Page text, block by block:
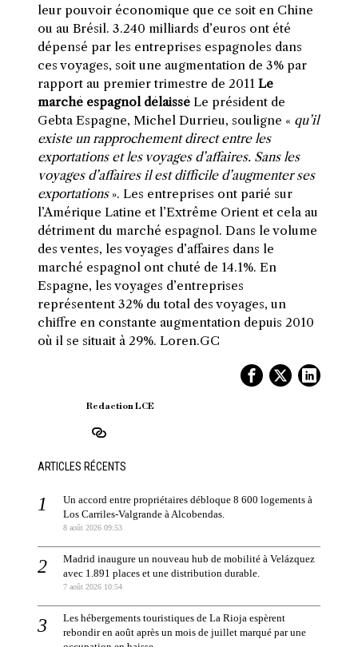
leur pouvoir économique que ce soit en Chine
ou au Brésil. 3.240 milliards d’euros ont été
dépensé par les entreprises espagnoles dans
ces voyages, soit une augmentation de 3% par
rapport au premier trimestre de 2011 Le
marché espagnol délaisséLe président de
Gebta Espagne, Michel Durrieu, souligne « qu’il
existe un rapprochement direct entre les
exportations et les voyages d’affaires. Sans les
voyages d’affaires il est difficile d’augmenter ses
exportations». Les entreprises ont parié sur
l’Amérique Latine et l’Extrême Orient et cela au
détriment du marché espagnol. Dans le volume
des ventes, les voyages d’affaires dans le
marché espagnol ont chuté de 14.1%. En
Espagne, les voyages d’entreprises
représentent 32% du total des voyages, un
chiffre en constante augmentation depuis 2010
où il se situait à 29%. Loren.GC
Redaction LCE
ARTICLES RÉCENTS
Un accord entre propriétaires débloque 8 600 logements à
Los Carriles-Valgrande à Alcobendas.
8 août 2026 09:53
Madrid inaugure un nouveau hub de mobilité à Velázquez
avec 1.891 places et une distribution durable.
7 août 2026 10:54
Les hébergements touristiques de La Rioja espèrent
rebondir en août après un mois de juillet marqué par une